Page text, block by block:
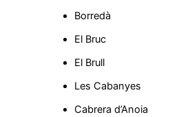
Borredà
El Bruc
El Brull
Les Cabanyes
Cabrera d’Anoia